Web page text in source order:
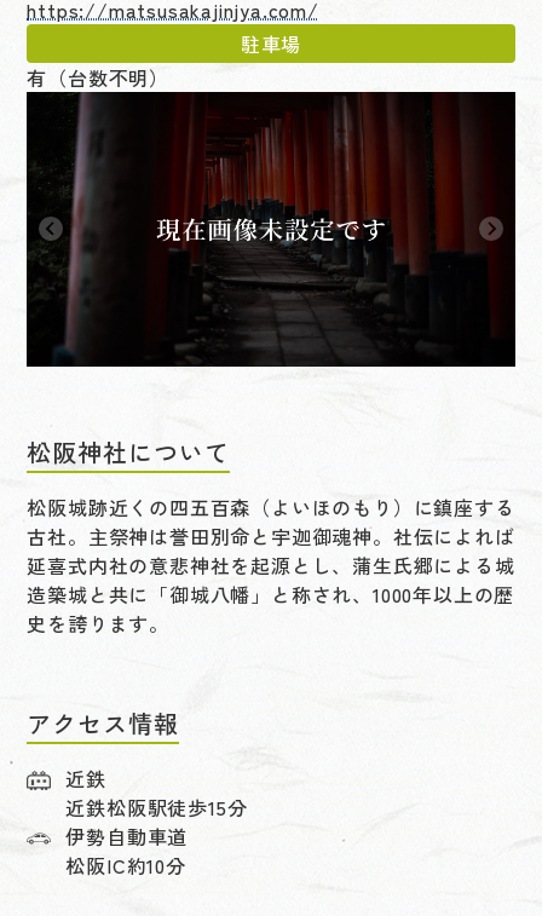
https://matsusakajinjya.com/
駐車場
有（台数不明）
松阪神社について
松阪城跡近くの四五百森（よいほのもり）に鎮座する
古社。主祭神は誉田別命と宇迦御魂神。社伝によれば
延喜式内社の意悲神社を起源とし、蒲生氏郷による城
造築城と共に「御城八幡」と称され、1000年以上の歴
史を誇ります。
アクセス情報
近鉄
近鉄松阪駅徒歩15分
伊勢自動車道
松阪IC約10分